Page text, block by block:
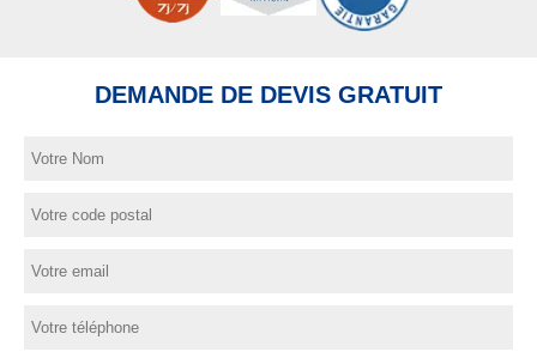
DEMANDE DE DEVIS GRATUIT